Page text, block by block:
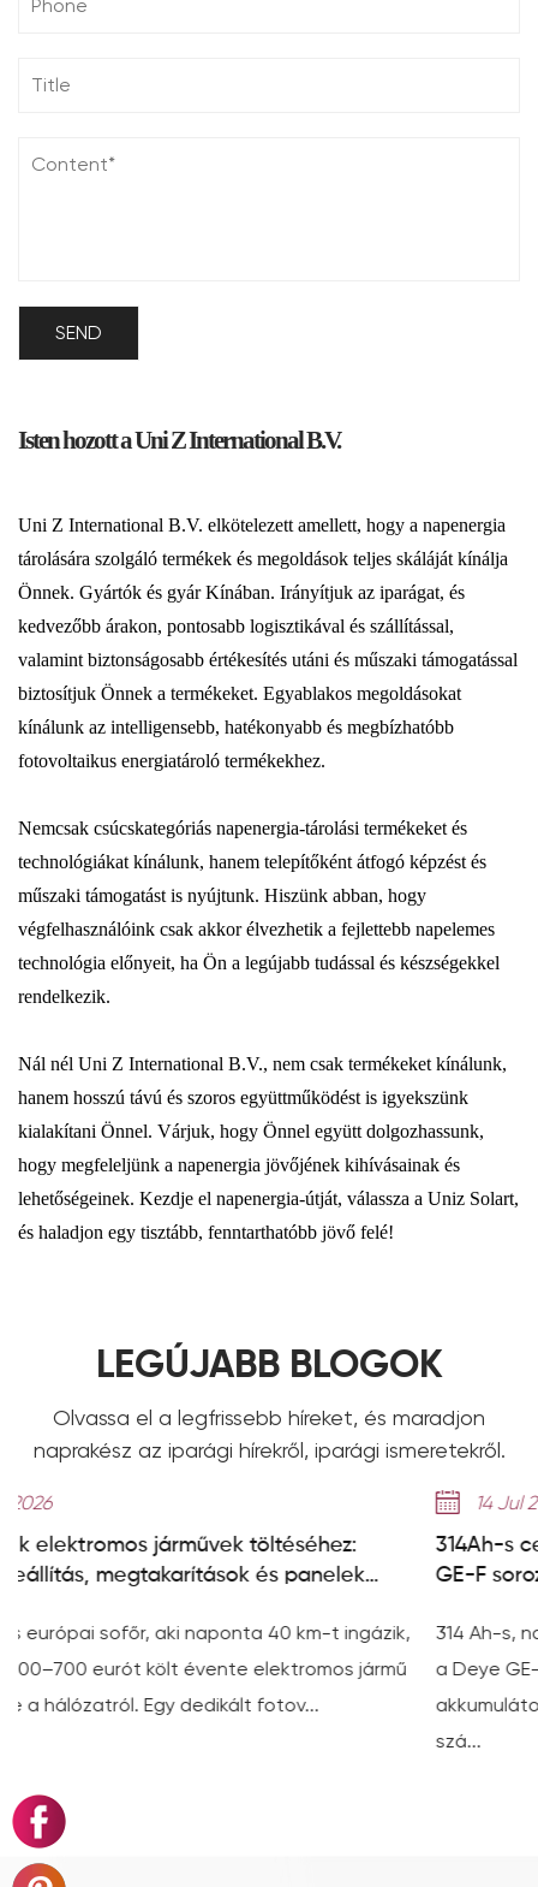
Isten hozott a Uni Z International B.V.
Uni Z International B.V. elkötelezett amellett, hogy a napenergia
tárolására szolgáló termékek és megoldások teljes skáláját kínálja
Önnek. Gyártók és gyár Kínában. Irányítjuk az iparágat, és
kedvezőbb árakon, pontosabb logisztikával és szállítással,
valamint biztonságosabb értékesítés utáni és műszaki támogatással
biztosítjuk Önnek a termékeket. Egyablakos megoldásokat
kínálunk az intelligensebb, hatékonyabb és megbízhatóbb
fotovoltaikus energiatároló termékekhez.
Nemcsak csúcskategóriás napenergia-tárolási termékeket és
technológiákat kínálunk, hanem telepítőként átfogó képzést és
műszaki támogatást is nyújtunk. Hiszünk abban, hogy
végfelhasználóink ​​csak akkor élvezhetik a fejlettebb napelemes
technológia előnyeit, ha Ön a legújabb tudással és készségekkel
rendelkezik.
Nál nél Uni Z International B.V., nem csak termékeket kínálunk,
hanem hosszú távú és szoros együttműködést is igyekszünk
kialakítani Önnel. Várjuk, hogy Önnel együtt dolgozhassunk,
hogy megfeleljünk a napenergia jövőjének kihívásainak és
lehetőségeinek. Kezdje el napenergia-útját, válassza a Uniz Solart,
és haladjon egy tisztább, fenntarthatóbb jövő felé!
LEGÚJABB BLOGOK
Olvassa el a legfrissebb híreket, és maradjon
naprakész az iparági hírekről, iparági ismeretekről.
t ingázik,
jármű
314Ah-s cellák magyarázata: Hogyan
GE-F sorozat a 8000+ ciklust
314 Ah-s, nagy kapacitású cellák érkeznek:
a Deye GE-F sorozat 8000 ciklus
akkumulátor-adatlapon szereplő ciklus-